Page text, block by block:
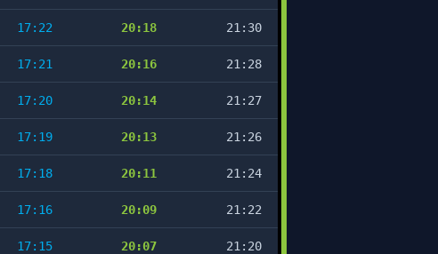
17:22 20:18 21:30
17:21 20:16 21:28
17:20 20:14 21:27
17:19 20:13 21:26
17:18 20:11 21:24
17:16 20:09 21:22
17:15 20:07 21:20